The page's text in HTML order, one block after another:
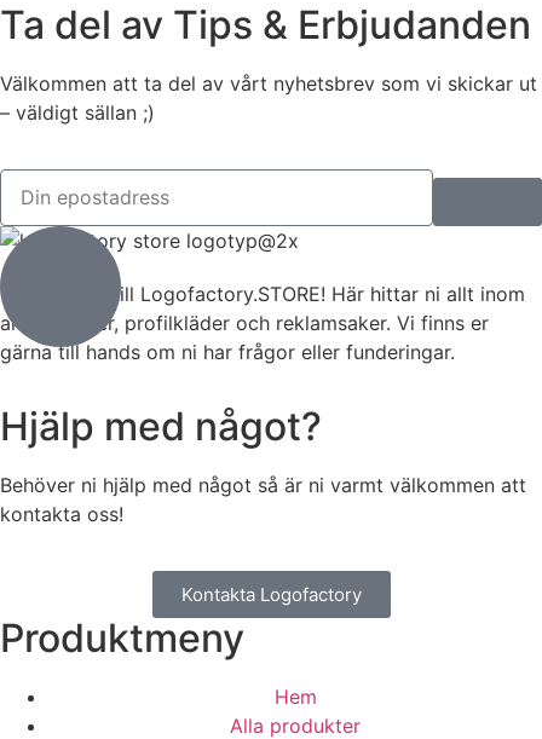
Ta del av Tips & Erbjudanden
Välkommen att ta del av vårt nyhetsbrev som vi skickar ut
– väldigt sällan ;)
Välkommen till Logofactory.STORE! Här hittar ni allt inom
arbetskläder, profilkläder och reklamsaker. Vi finns er
gärna till hands om ni har frågor eller funderingar.
Hjälp med något?
Behöver ni hjälp med något så är ni varmt välkommen att
kontakta oss!
Kontakta Logofactory
Produktmeny
Hem
Alla produkter